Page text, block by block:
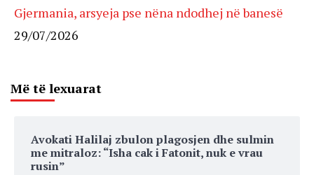
Gjermania, arsyeja pse nëna ndodhej në banesë
29/07/2026
Më të lexuarat
Avokati Halilaj zbulon plagosjen dhe sulmin
me mitraloz: “Isha cak i Fatonit, nuk e vrau
rusin”